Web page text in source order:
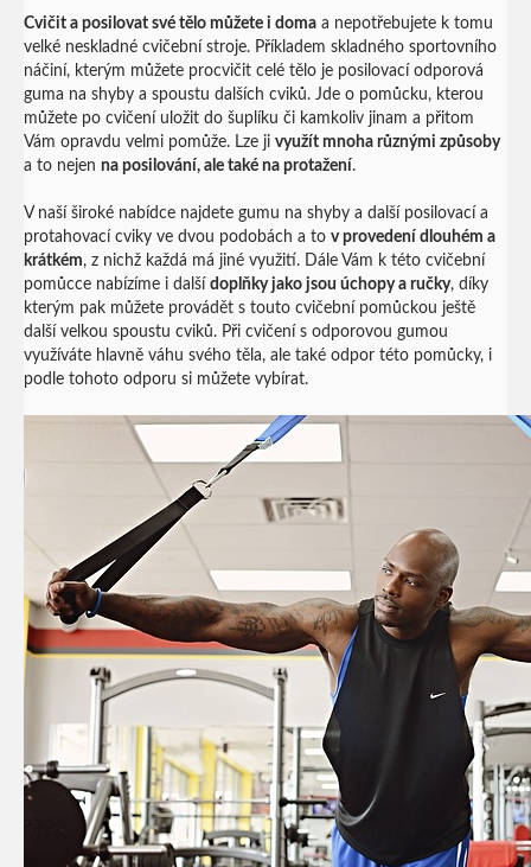
Cvičit a posilovat své tělo můžete i doma a nepotřebujete k tomu
velké neskladné cvičební stroje. Příkladem skladného sportovního
náčiní, kterým můžete procvičit celé tělo je posilovací odporová
guma na shyby a spoustu dalších cviků. Jde o pomůcku, kterou
můžete po cvičení uložit do šuplíku či kamkoliv jinam a přitom
Vám opravdu velmi pomůže. Lze ji využít mnoha různými způsoby
a to nejen na posilování, ale také na protažení.
V naší široké nabídce najdete gumu na shyby a další posilovací a
protahovací cviky ve dvou podobách a to v provedení dlouhém a
krátkém, z nichž každá má jiné využití. Dále Vám k této cvičební
pomůcce nabízíme i další doplňky jako jsou úchopy a ručky, díky
kterým pak můžete provádět s touto cvičební pomůckou ještě
další velkou spoustu cviků. Při cvičení s odporovou gumou
využíváte hlavně váhu svého těla, ale také odpor této pomůcky, i
podle tohoto odporu si můžete vybírat.